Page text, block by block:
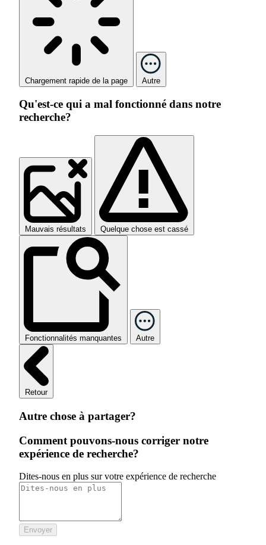
Chargement rapide de la page Autre
Qu'est-ce qui a mal fonctionné dans notre
recherche?
Mauvais résultats Quelque chose est cassé
Fonctionnalités manquantes Autre
Retour
Autre chose à partager?
Comment pouvons-nous corriger notre
expérience de recherche?
Dites-nous en plus sur votre expérience de recherche
Envoyer